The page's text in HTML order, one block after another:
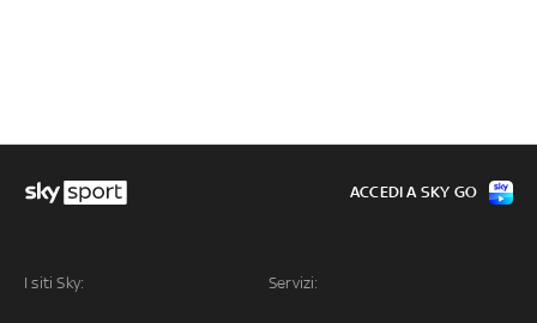
I siti Sky: Servizi:
ACCEDI A SKY GO